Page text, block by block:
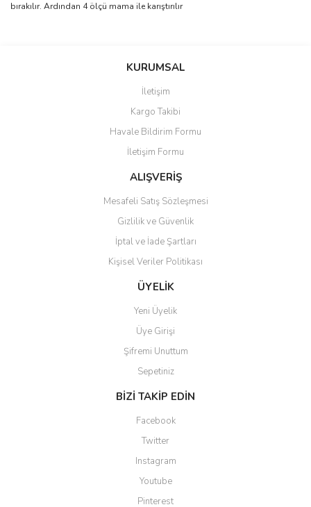
bırakılır. Ardından 4 ölçü mama ile karıştırılır
Bu ürüne ilk yorumu siz yapın!
Ürün resmi kalitesiz, bozuk veya görüntülenemiyor.
Ürün açıklamasında eksik bilgiler bulunuyor.
Ürün bilgilerinde hatalar bulunuyor.
Ürün fiyatı diğer sitelerden daha pahalı.
Gönder
KURUMSAL
İletişim
Kargo Takibi
Havale Bildirim Formu
İletişim Formu
ALIŞVERİŞ
Mesafeli Satış Sözleşmesi
Gizlilik ve Güvenlik
İptal ve İade Şartları
Kişisel Veriler Politikası
ÜYELİK
Yeni Üyelik
Üye Girişi
Şifremi Unuttum
Sepetiniz
BİZİ TAKİP EDİN
Facebook
Twitter
Instagram
Youtube
Pinterest